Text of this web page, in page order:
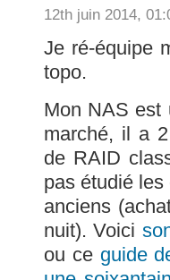
12th juin 2014,
Je ré-équipe
topo.
Mon NAS est
marché, il a
de RAID
pas étudié
anciens
nuit). Voici
ou ce guide